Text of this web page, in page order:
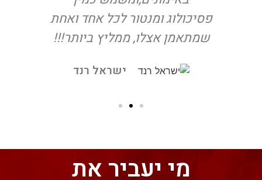
פסיכולוג ומנטור לכל אחד ואחת
שמתאמן אצלו, ממליץ ביותר!!!
ישראל רנד
מי יעביר את